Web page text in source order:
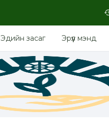
Эдийн засаг Эрүүл мэнд